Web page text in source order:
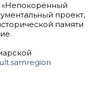
«Непокорённый
проект,
памяти